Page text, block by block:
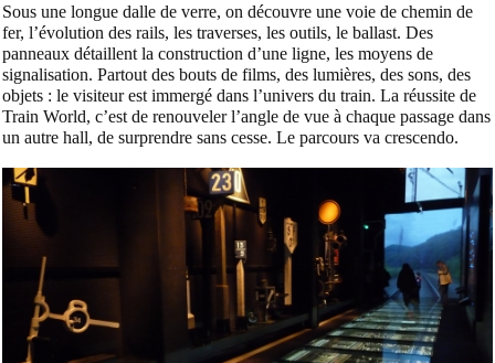
Sous une longue dalle de verre, on découvre une voie de chemin de
fer, l’évolution des rails, les traverses, les outils, le ballast. Des
panneaux détaillent la construction d’une ligne, les moyens de
signalisation. Partout des bouts de films, des lumières, des sons, des
objets : le visiteur est immergé dans l’univers du train. La réussite de
Train World, c’est de renouveler l’angle de vue à chaque passage dans
un autre hall, de surprendre sans cesse. Le parcours va crescendo.